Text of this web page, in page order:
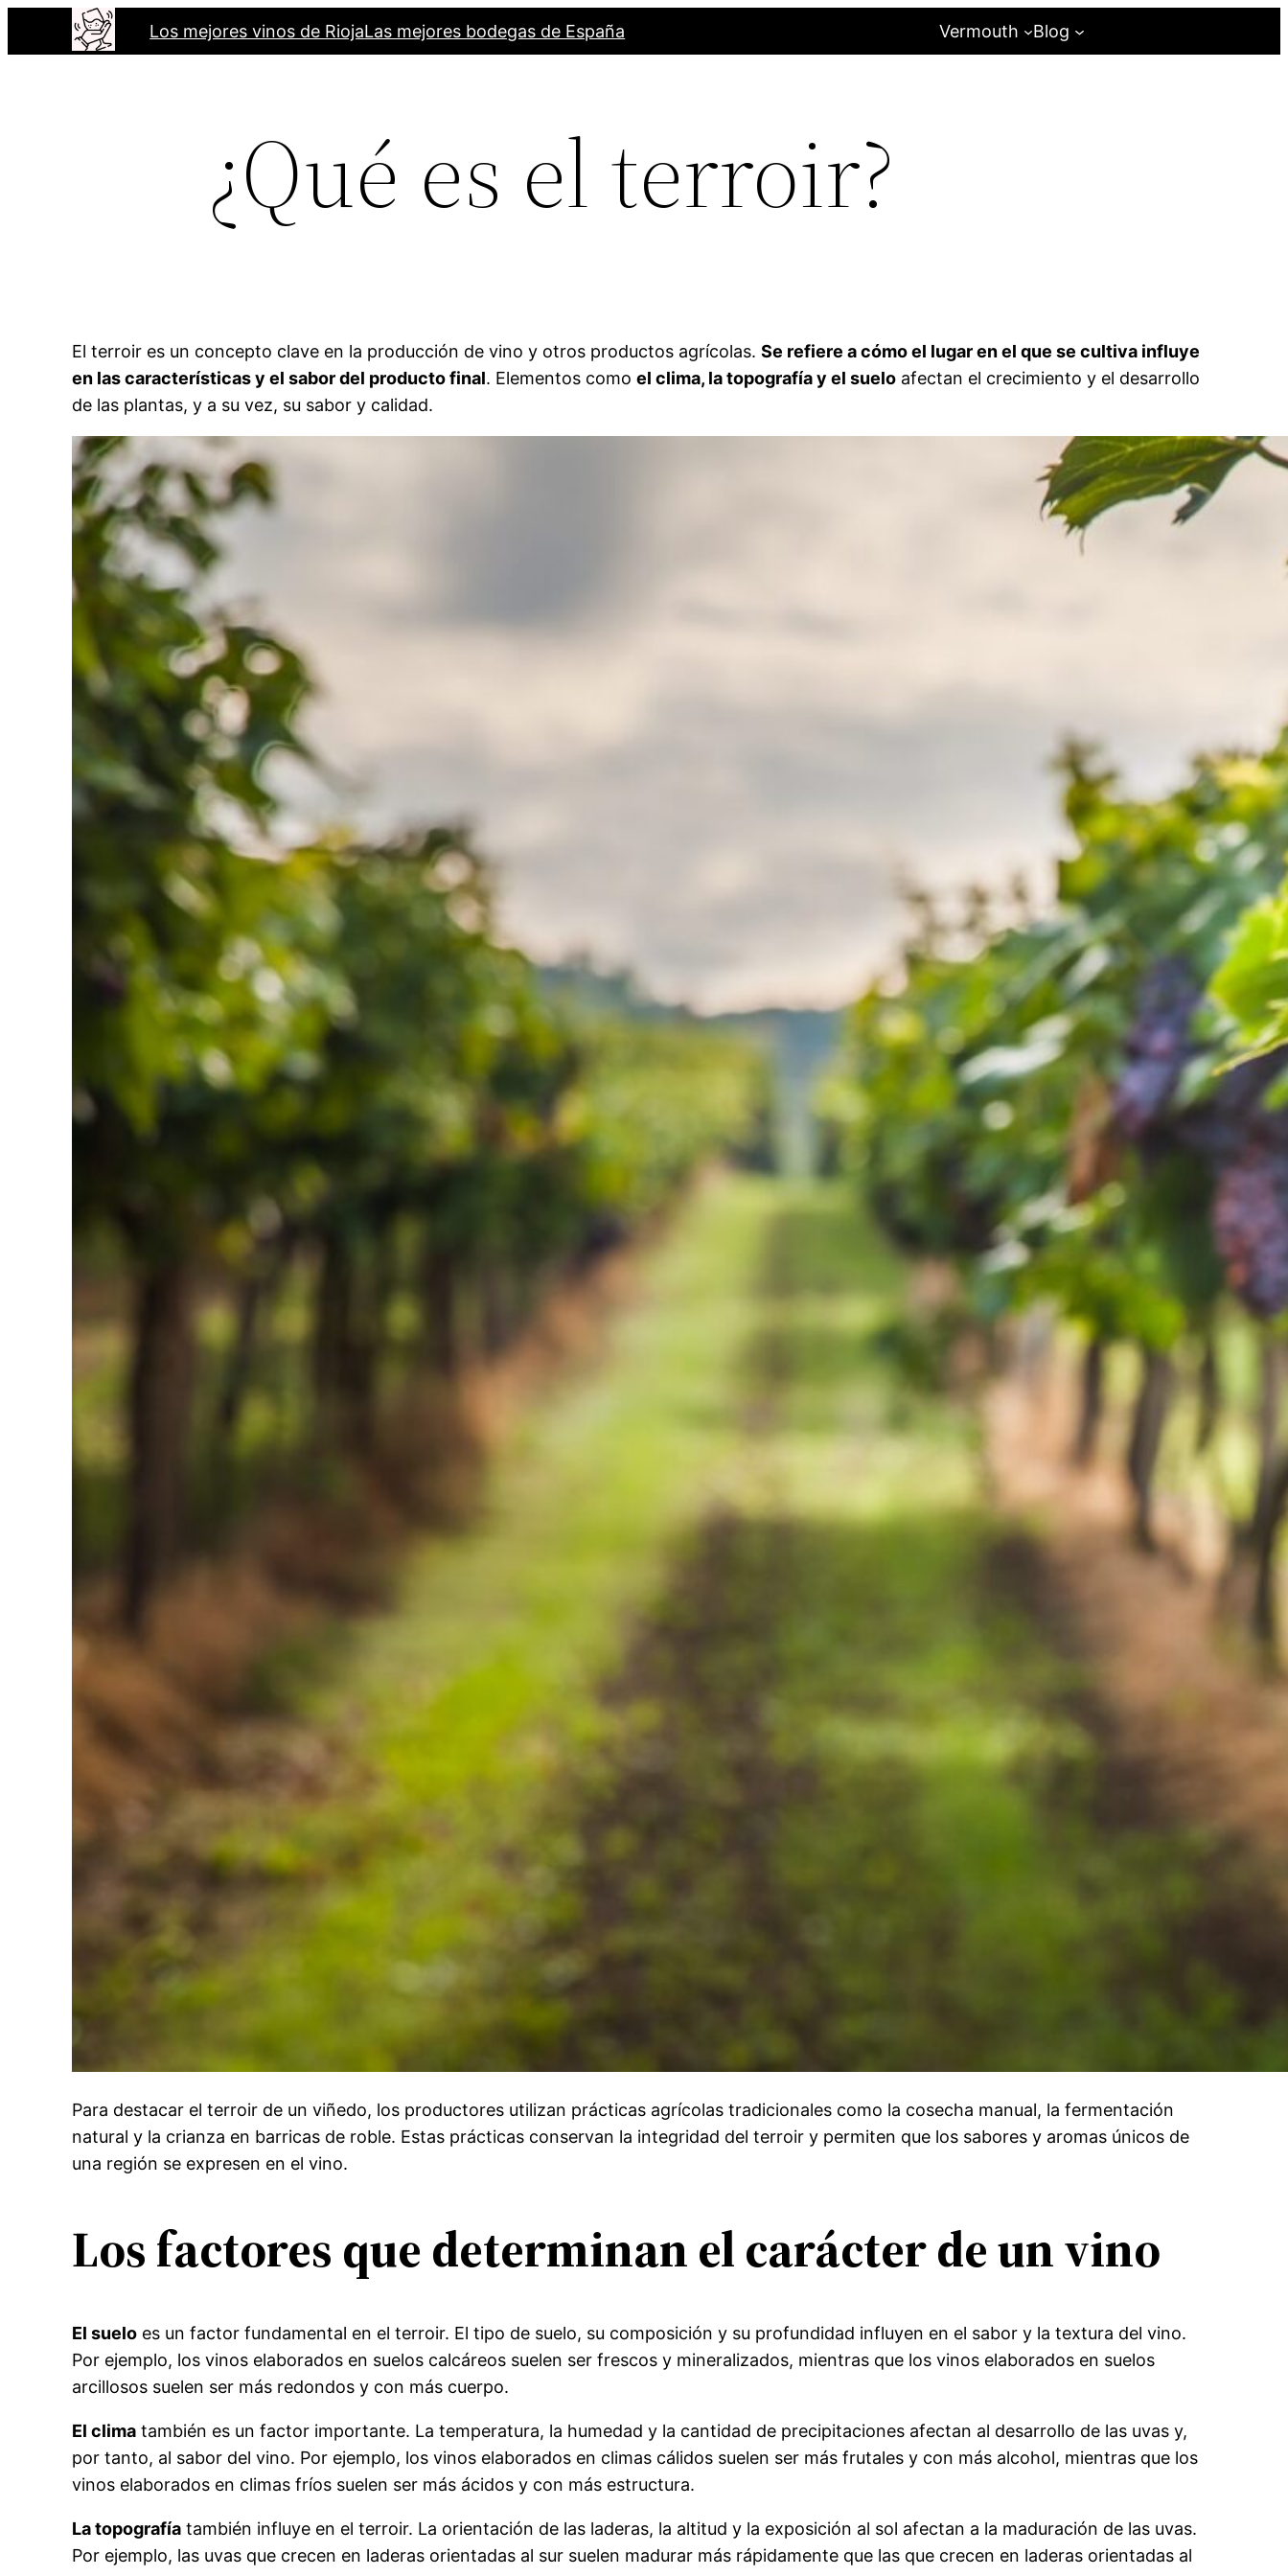
Los mejores vinos de RiojaLas mejores bodegas de España Vermouth Blog
¿Qué es el terroir?
El terroir es un concepto clave en la producción de vino y otros productos agrícolas.Se refiere a cómo el lugar en el que se cultiva influye
en las características y el sabor del producto final. Elementos comoel clima, la topografía y el suelo afectan el crecimiento y el desarrollo
de las plantas, y a su vez, su sabor y calidad.
Para destacar el terroir de un viñedo, los productores utilizan prácticas agrícolas tradicionales como la cosecha manual, la fermentación
natural y la crianza en barricas de roble. Estas prácticas conservan la integridad del terroir y permiten que los sabores y aromas únicos de
una región se expresen en el vino.
Los factores que determinan el carácter de un vino
El suelo es un factor fundamental en el terroir. El tipo de suelo, su composición y su profundidad influyen en el sabor y la textura del vino.
Por ejemplo, los vinos elaborados en suelos calcáreos suelen ser frescos y mineralizados, mientras que los vinos elaborados en suelos
arcillosos suelen ser más redondos y con más cuerpo.
El clima también es un factor importante. La temperatura, la humedad y la cantidad de precipitaciones afectan al desarrollo de las uvas y,
por tanto, al sabor del vino. Por ejemplo, los vinos elaborados en climas cálidos suelen ser más frutales y con más alcohol, mientras que los
vinos elaborados en climas fríos suelen ser más ácidos y con más estructura.
La topografía también influye en el terroir. La orientación de las laderas, la altitud y la exposición al sol afectan a la maduración de las uvas.
Por ejemplo, las uvas que crecen en laderas orientadas al sur suelen madurar más rápidamente que las que crecen en laderas orientadas al